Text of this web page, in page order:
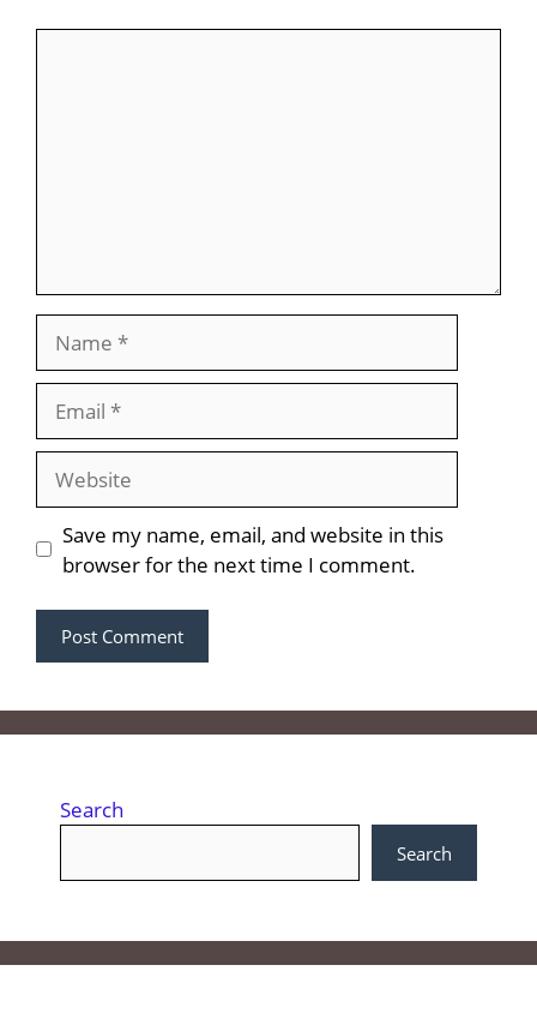
Website
Save my name, email, and website in this
browser for the next time I comment.
Search
Search